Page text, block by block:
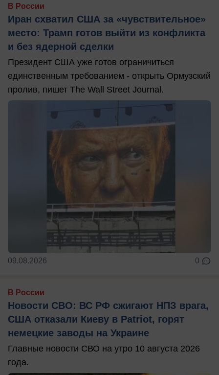
В России
Иран схватил США за «чувствительное»
место: Трамп готов выйти из конфликта
и без ядерной сделки
Президент США уже готов ограничиться
единственным требованием - открыть Ормузский
пролив, пишет The Wall Street Journal.
09.08.2026 0
В России
Новости СВО: ВС РФ сжигают НПЗ врага,
США отказали Киеву в Patriot, горят
немецкие заводы на Украине
Главные новости СВО на утро 10 августа 2026
года.